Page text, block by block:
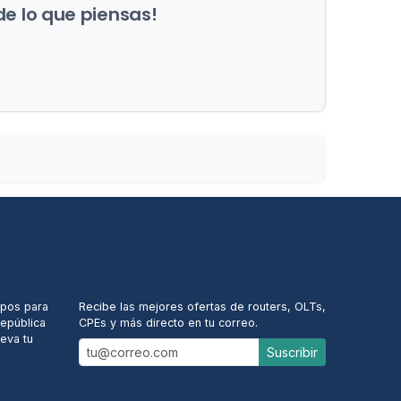
lo que piensas!
para
tu
Recibe las mejores ofertas de routers, OLTs,
CPEs y más directo en tu correo.
Suscribir